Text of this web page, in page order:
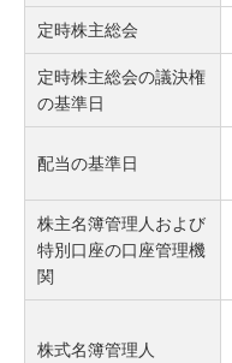
定時株主総会
定時株主総会の議決権
の基準日
配当の基準日
株主名簿管理人および
特別口座の口座管理機
関
株式名簿管理人